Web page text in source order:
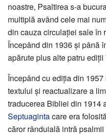
noastre, Psaltirea s-a
multiplă având cele mai
din cauza circulației sale în
Începând din 1936 și până
apărute plus alte patru
Începând cu ediția din
textului și reactualizare a
traducerea Bibliei din 1914
Septuagintacare era
căror rânduială intră